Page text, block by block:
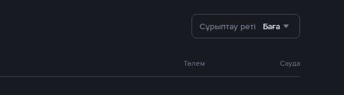
Сұрыптау реті Баға
Төлем Сауда